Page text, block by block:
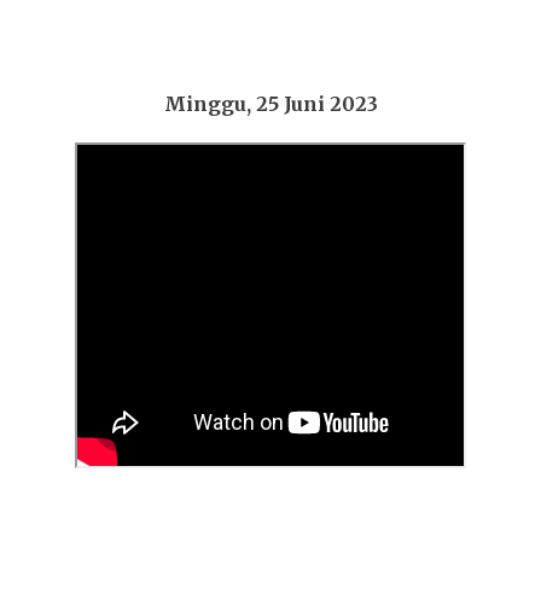
Minggu, 25 Juni 2023